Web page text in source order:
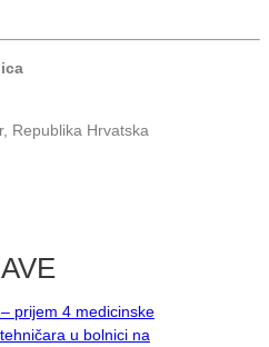
Republika Hrvatska
prijem 4 medicinske
u bolnici na